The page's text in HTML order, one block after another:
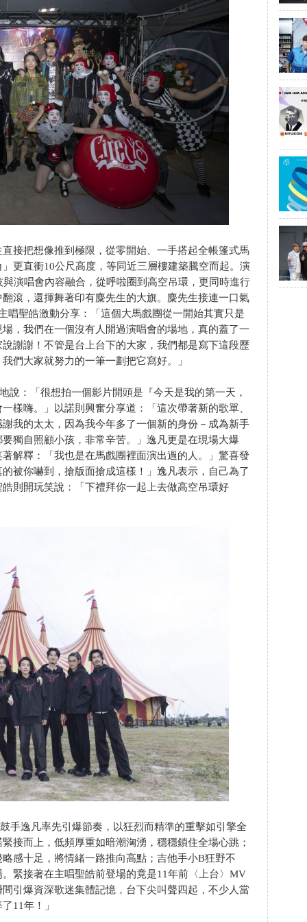
接把想像推到極限，從零開始、一手搭起全帳篷式馬
更直衝10公尺高度，等同近三層樓建築騰空而起。演
演唱會內容融合，從呼啦圈到高空吊環，更同時進行
滾，還揮舞著印有麋先生的大旗。麋先生接連一口氣
唱聖皓激動分享：「這個大馬戲團從一開始其實只是
，我們在一個沒有人開過演唱會的場地，真的蓋了一
謝謝！不管是台上台下的大家，我們都是寫下這段歷
們大家就努力的一筆一劃把它寫好。」
說：「很想拍一個影片開頭是『今天是我的第一天，
樣嗨。」以諾則興奮分享道：「這次帶著新的歌單、
我的太太，因為我今年多了一個新的身份－成為新手
獨自照顧小孩，非常辛苦。」逸凡更是在現場大爆
解釋：「我也是在馬戲團裡面演出過的人。」驚喜發
被你嚇到，搶版面搶成這樣！」逸凡表示，自己為了
則開玩笑說：「下禮拜你一起上去做高空吊環好
手逸凡率先引爆節奏，以狂烈而精準的重擊如引擎全
接而上，低頻厚重如暗潮洶湧，穩穩鎖住全場心跳；
感十足，將情緒一路推向高點；吉他手小B狂野不
緊接著在主唱聖皓前登場的竟是11年前〈上台〉MV
引爆資深歌迷集體記憶，台下尖叫聲四起，不少人當
11年！」